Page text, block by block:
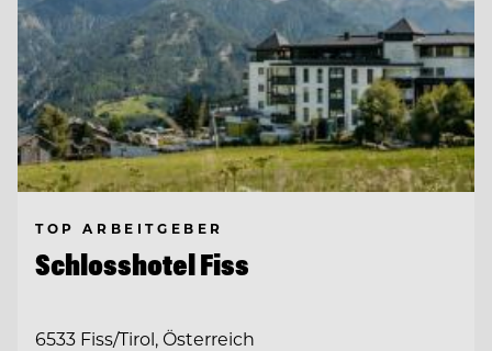
TOP ARBEITGEBER
Schlosshotel Fiss
6533 Fiss/Tirol, Österreich